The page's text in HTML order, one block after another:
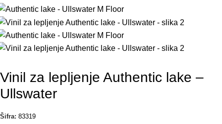
Vinil za lepljenje Authentic lake –
Ullswater
Šifra: 83319